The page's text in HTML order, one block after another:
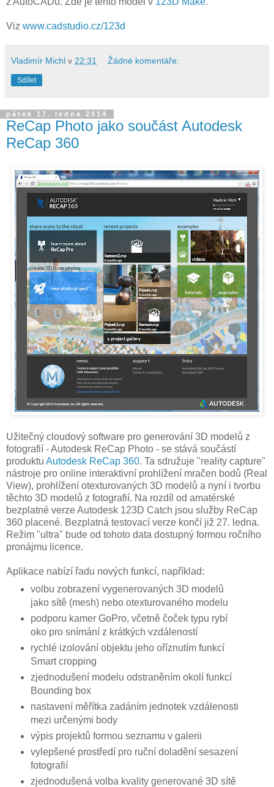
Viz www.cadstudio.cz/123d
Vladimír Michl v 22:31 Žádné komentáře:
Sdílet
pátek 17. ledna 2014
ReCap Photo jako součást Autodesk
ReCap 360
Užitečný cloudový software pro generování 3D modelů z
fotografií - Autodesk ReCap Photo - se stává součástí
produktu Autodesk ReCap 360. Ta sdružuje "reality capture"
nástroje pro online interaktivní prohlížení mračen bodů (Real
View), prohlížení otexturovaných 3D modelů a nyní i tvorbu
těchto 3D modelů z fotografií. Na rozdíl od amatérské
bezplatné verze Autodesk 123D Catch jsou služby ReCap
360 placené. Bezplatná testovací verze končí již 27. ledna.
Režim "ultra" bude od tohoto data dostupný formou ročního
pronájmu licence.
Aplikace nabízí řadu nových funkcí, například:
volbu zobrazení vygenerovaných 3D modelů
jako sítě (mesh) nebo otexturovaného modelu
podporu kamer GoPro, včetně čoček typu rybí
oko pro snímání z krátkých vzdáleností
rychlé izolování objektu jeho oříznutím funkcí
Smart cropping
zjednodušení modelu odstraněním okolí funkcí
Bounding box
nastavení měřítka zadáním jednotek vzdálenosti
mezi určenými body
výpis projektů formou seznamu v galerii
vylepšené prostředí pro ruční doladění sesazení
fotografií
zjednodušená volba kvality generované 3D sítě